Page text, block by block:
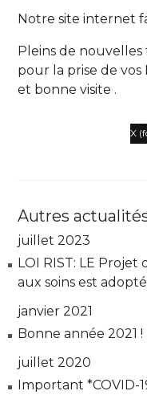
Notre site internet
Pleins de
pour la prise de
et bonne visite .
X
Autres
juillet 2023
LOI RIST: LE Projet
aux soins est
janvier 2021
Bonne année 2021 !
juillet 2020
Important *COVID-